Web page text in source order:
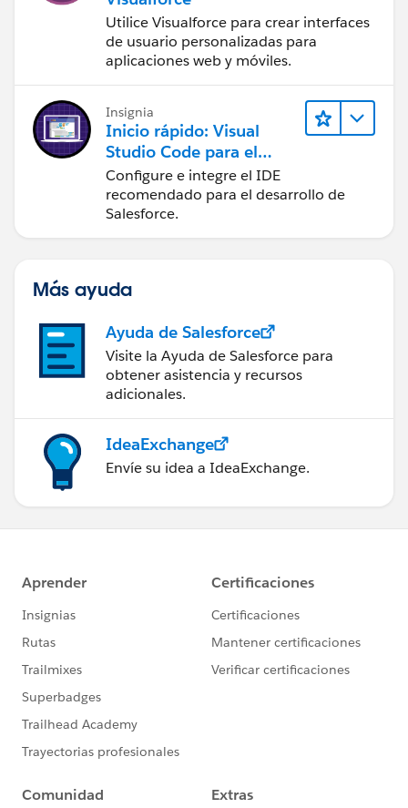
Utilice Visualforce para crear interfaces
de usuario personalizadas para
aplicaciones web y móviles.
Insignia
Inicio rápido: Visual
Studio Code para el
desarrollo de Salesforce
Configure e integre el IDE
recomendado para el desarrollo de
Salesforce.
Más ayuda
Ayuda de Salesforce
Visite la Ayuda de Salesforce para
obtener asistencia y recursos
adicionales.
IdeaExchange
Envíe su idea a IdeaExchange.